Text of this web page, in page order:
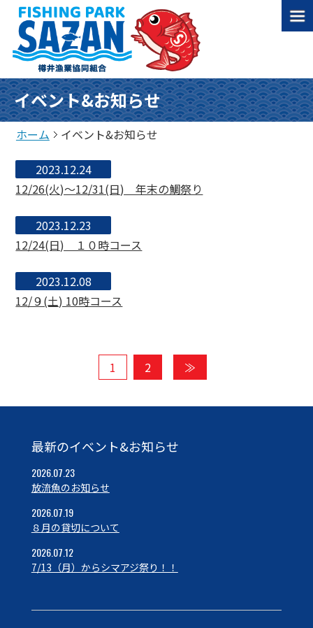
イベント&お知らせ
ホーム イベント&お知らせ
2023.12.24
12/26(火)～12/31(日) 年末の鯛祭り
2023.12.23
12/24(日) １０時コース
2023.12.08
12/９(土) 10時コース
1 2 ≫
最新のイベント&お知らせ
2026.07.23
放流魚のお知らせ
2026.07.19
８月の貸切について
2026.07.12
7/13（月）からシマアジ祭り！！